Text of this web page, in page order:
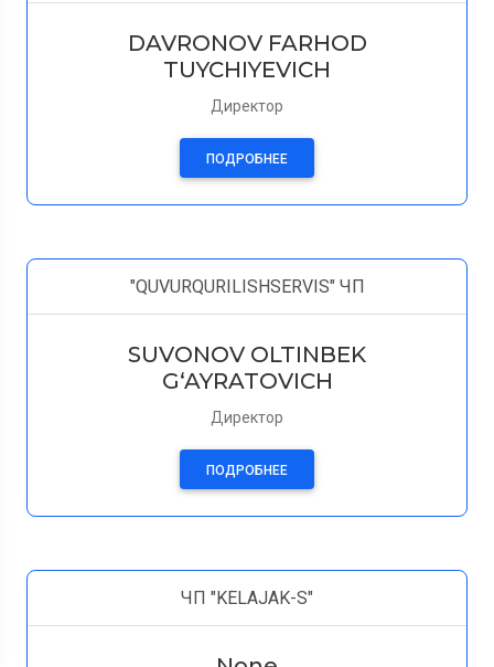
DAVRONOV FARHOD
TUYCHIYEVICH
Директор
ПОДРОБНЕЕ
"QUVURQURILISHSERVIS" ЧП
SUVONOV OLTINBEK
G‘AYRATOVICH
Директор
ПОДРОБНЕЕ
ЧП "KELAJAK-S"